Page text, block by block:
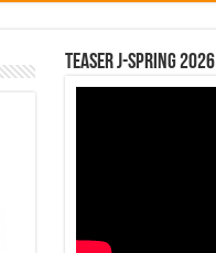
Teaser J-Spring 2026